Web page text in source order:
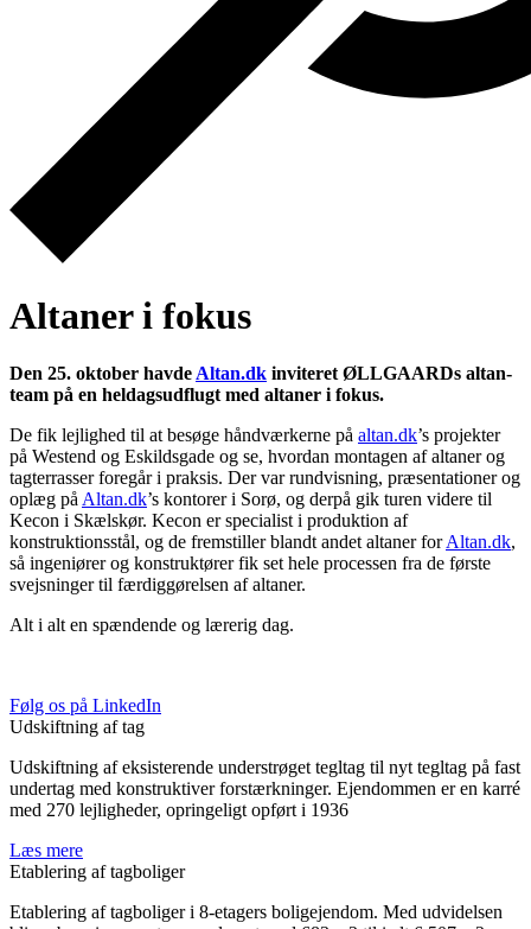
Altaner i fokus
Den 25. oktober havde Altan.dk inviteret ØLLGAARDs altan-
team på en heldagsudflugt med altaner i fokus.
De fik lejlighed til at besøge håndværkerne på altan.dk’s projekter
på Westend og Eskildsgade og se, hvordan montagen af altaner og
tagterrasser foregår i praksis. Der var rundvisning, præsentationer og
oplæg på Altan.dk’s kontorer i Sorø, og derpå gik turen videre til
Kecon i Skælskør. Kecon er specialist i produktion af
konstruktionsstål, og de fremstiller blandt andet altaner forAltan.dk,
så ingeniører og konstruktører fik set hele processen fra de første
svejsninger til færdiggørelsen af altaner.
​​​​​​​Alt i alt en spændende og lærerig dag.
Følg os på LinkedIn
Udskiftning af tag
Udskiftning af eksisterende understrøget tegltag til nyt tegltag på fast
undertag med konstruktiver forstærkninger. Ejendommen er en karré
med 270 lejligheder, opringeligt opført i 1936
Læs mere
Etablering af tagboliger
Etablering af tagboliger i 8-etagers boligejendom. Med udvidelsen